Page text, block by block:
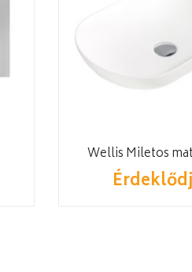
Wellis Miletos